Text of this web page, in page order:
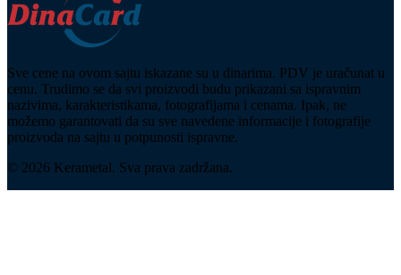
Sve cene na ovom sajtu iskazane su u dinarima. PDV je uračunat u
cenu. Trudimo se da svi proizvodi budu prikazani sa ispravnim
nazivima, karakteristikama, fotografijama i cenama. Ipak, ne
možemo garantovati da su sve navedene informacije i fotografije
proizvoda na sajtu u potpunosti ispravne.
© 2026 Kerametal. Sva prava zadržana.